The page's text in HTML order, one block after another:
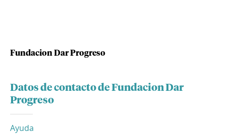
Fundacion Dar Progreso
Datos de contacto de Fundacion Dar
Progreso
Ayuda